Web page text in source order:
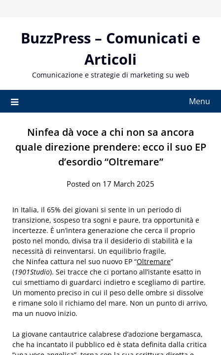
contentBuzzPress – Comunicati e
Articoli
Comunicazione e strategie di marketing su web
Menu
Ninfea dà voce a chi non sa ancora
quale direzione prendere: ecco il suo EP
d’esordio “Oltremare”
Posted on 17 March 2025
In Italia, il 65% dei giovani si sente in un periodo di
transizione, sospeso tra sogni e paure, tra opportunità e
incertezze. È un’intera generazione che cerca il proprio
posto nel mondo, divisa tra il desiderio di stabilità e la
necessità di reinventarsi. Un equilibrio fragile,
che Ninfea cattura nel suo nuovo EP “Oltremare”
(1901Studio). Sei tracce che ci portano all’istante esatto in
cui smettiamo di guardarci indietro e scegliamo di partire.
Un momento preciso in cui il peso delle ombre si dissolve
e rimane solo il richiamo del mare. Non un punto di arrivo,
ma un nuovo inizio.
La giovane cantautrice calabrese d’adozione bergamasca,
che ha incantato il pubblico ed è stata definita dalla critica